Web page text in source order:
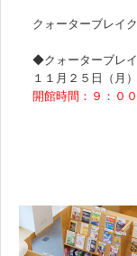
クォーターブレイ
◆クォーターブレ
１１月２５日（月）
開館時間：９：０